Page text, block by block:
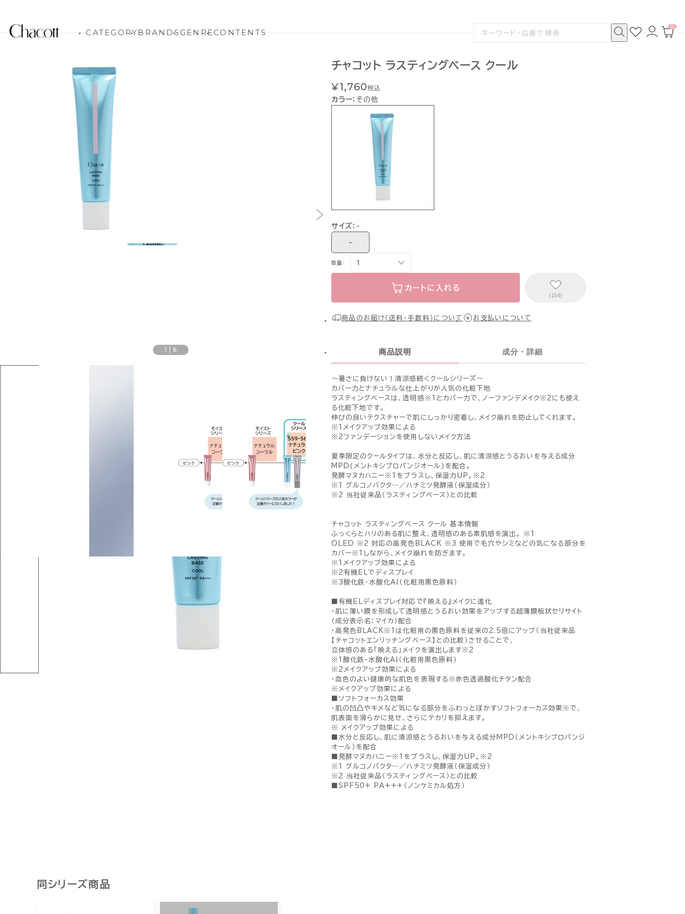
CATEGORYBRANDSGENRECONTENTS
検
お
気
ロ
グ
カ
0
1 6
チャコット ラスティングベース クール
¥1,760税込
カラー：その他
サイズ： -
-
数量：
カートに入れる
(154)
商品のお届け（送料・手数料）について お支払いについて
商品説明 成分・詳細
〜暑さに負けない！清涼感続くクールシリーズ〜
カバー力とナチュラルな仕上がりが人気の化粧下地
ラスティングベースは、透明感※1とカバー力で、ノーファンデメイク※2にも使え
る化粧下地です。
伸びの良いテクスチャーで肌にしっかり密着し、メイク崩れを防止してくれます。
※1メイクアップ効果による
※2ファンデーションを使用しないメイク方法
夏季限定のクールタイプは、水分と反応し、肌に清涼感とうるおいを与える成分
MPD(メントキシプロパンジオール)を配合。
発酵マヌカハニー※1をプラスし、保湿力UP。※2
※1 グルコノバクタ―／ハチミツ発酵液（保湿成分）
※2 当社従来品（ラスティングベース）との比較
チャコット ラスティングベース クール 基本情報
ふっくらとハリのある肌に整え、透明感のある素肌感を演出。 ※1
OLED ※2 対応の高発色BLACK ※3 使用で毛穴やシミなどの気になる部分を
カバー※1しながら､メイク崩れを防ぎます。
※1メイクアップ効果による
※2有機ELでディスプレイ
※3酸化鉄・水酸化Al（化粧用黒色原料）
■有機ELディスプレイ対応で『映える』メイクに進化
・肌に薄い膜を形成して透明感とうるおい効果をアップする超薄膜板状セリサイト
（成分表示名：マイカ）配合
・高発色BLACK※1は化粧用の黒色原料を従来の2.5倍にアップ（当社従来品
【チャコットエンリッチングベース】との比較）させることで、
立体感のある「映える」メイクを演出します※2
※1酸化鉄・水酸化Al（化粧用黒色原料）
※2メイクアップ効果による
・血色のよい健康的な肌色を表現する※赤色透過酸化チタン配合
※メイクアップ効果による
■ソフトフォーカス効果
・肌の凹凸やキメなど気になる部分をふわっとぼかすソフトフォーカス効果※で、
肌表面を滑らかに見せ、さらにテカリを抑えます。
※ メイクアップ効果による
■水分と反応し、肌に清涼感とうるおいを与える成分MPD（メントキシプロパンジ
オール）を配合
■発酵マヌカハニー※1をプラスし、保湿力UP。※2
※1 グルコノバクタ―／ハチミツ発酵液（保湿成分）
※2 当社従来品（ラスティングベース）との比較
■SPF50+ PA+++（ノンケミカル処方）
同シリーズ商品